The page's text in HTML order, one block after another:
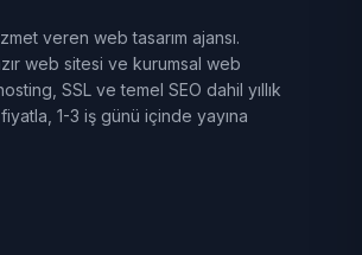
veren web tasarım ajansı.
web sitesi ve kurumsal web
SSL ve temel SEO dahil yıllık
1-3 iş günü içinde yayına